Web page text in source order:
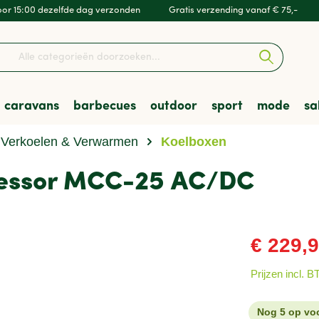
15:00 dezelfde dag verzonden Gratis verzending vanaf € 75,-
caravans barbecues outdoor sport mode
& Vervoer Veiligheid
Houtskoolbarbecues
Tenten
Zwemmen
Verkoelen & Verwarmen Koelboxen
MCC-25 AC/DC
€
Prijzen incl.
Nog 5 op